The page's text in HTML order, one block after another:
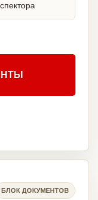
БЛОК ДОКУМЕНТОВ